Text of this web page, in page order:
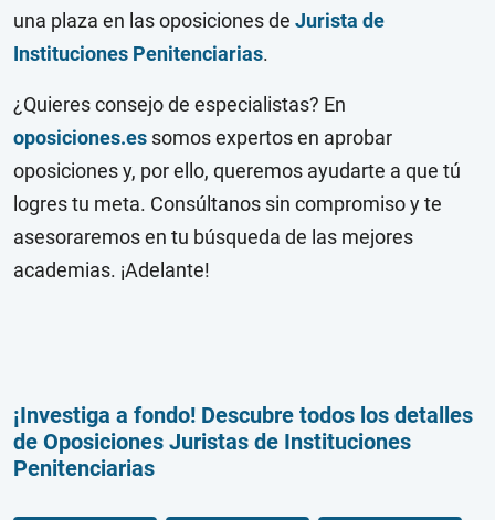
una plaza en las oposiciones de Jurista de
Instituciones Penitenciarias.
¿Quieres consejo de especialistas? En
oposiciones.es somos expertos en aprobar
oposiciones y, por ello, queremos ayudarte a que tú
logres tu meta. Consúltanos sin compromiso y te
asesoraremos en tu búsqueda de las mejores
academias. ¡Adelante!
¡Investiga a fondo! Descubre todos los detalles
de Oposiciones Juristas de Instituciones
Penitenciarias